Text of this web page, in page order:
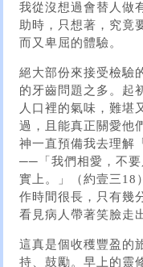
我從沒想過會替人做
助時，只想著，究竟
而又卑屈的體驗。
絕大部份來接受檢驗
的牙齒問題之多。起
人口裡的氣味，難堪
過，且能真正關愛他
神一直預備我去理解
──「我們相愛，不要
實上。」（約壹三18
作時間很長，只有幾
看見病人帶著笑臉走
這真是個收穫豐盈的
持、鼓勵。早上的靈